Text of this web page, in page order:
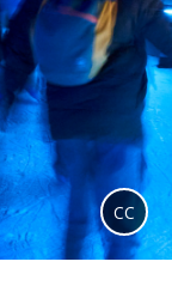
CC